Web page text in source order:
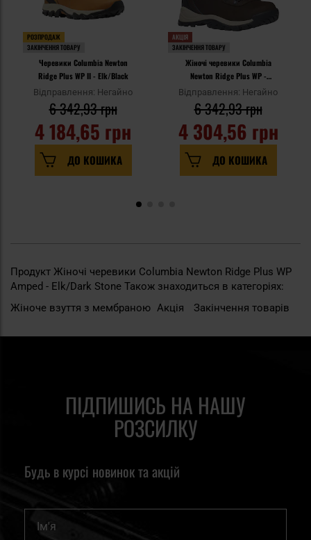
РОЗПРОДАЖ
ЗАКІНЧЕННЯ ТОВАРУ
Черевики Columbia Newton
Ridge Plus WP II - Elk/Black
Відправлення: Негайно
4 184,65 грн
6 342,93 грн
ДО КОШИКА
АКЦІЯ
ЗАКІНЧЕННЯ ТОВАРУ
Жіночі черевики Columbia
Newton Ridge Plus WP -
Cordovan/Crown Jewel
Відправлення: Негайно
4 304,56 грн
6 342,93 грн
ДО КОШИКА
Продукт Жіночі черевики Columbia Newton Ridge Plus WP
Amped - Elk/Dark Stone Також знаходиться в категоріях:
Жіноче взуття з мембраною Акція Закінчення товарів
ПІДПИШИСЬ НА НАШУ
РОЗСИЛКУ
Будь в курсі новинок та акцій